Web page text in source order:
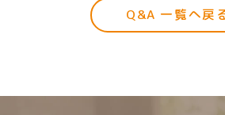
Q&A 一覧へ戻